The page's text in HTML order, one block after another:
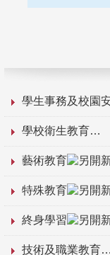
學生事務及校園
學校衛生教育
藝術教育
特殊教育
終身學習
技術及職業教育